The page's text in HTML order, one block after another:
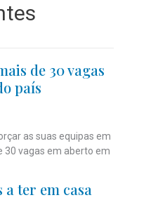
de 30 vagas
país
as suas equipas em
30 vagas em aberto em
ter em casa